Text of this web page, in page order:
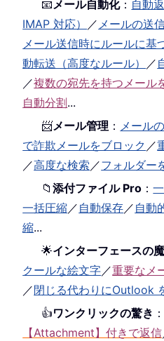
📧メール自動化： 自動
IMAP 対応）
／ メールの送
メール送信時にルールに基
動転送（高度なルール）
／
／複数の宛先を持つメール
自動分割...
📨メール管理 ： メール
で詐欺メールをブロック ／
／高度な検索 ／フォルダー
📁添付ファイル Pro ：
一括圧縮／ 自動保存／ 自動
縮...
🌟インターフェースの
クールな絵文字／重要なメ
／閉じる代わりにOutlook
👍ワンクリックの驚き
【Attachment】付きで返信